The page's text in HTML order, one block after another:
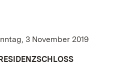
3 November 2019